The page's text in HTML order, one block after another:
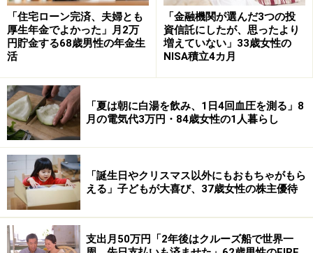
購入した結果は「大正解でした」とのこと。
実は工場扇以外に約3万円で海外製のサーキュレーター
も購入したそうですが「高い割に、やかましくて、風量
が足りない。エアコン必須の商品でした」とこちらはご
不満。「換気することと一室のみの風を回す事を考える
なら工場扇がBESTでした。部屋の何処にいても風が来る
ので」と工場扇のパワフルさに満足の様子です。
8月の電気代が2700円！さらに別アイテム
でガス代も割安？
工場扇を利用した結果「外出が多い事もあり今月の電気
「住宅ローン完済、夫婦とも
厚生年金でよかった」月2万
円貯金する68歳男性の年金生
活
「金融機関が選んだ3つの投
資信託にしたが、思ったより
増えていない」33歳女性の
NISA積立4カ月
「夏は朝に白湯を飲み、1日4回血圧を測る」8
月の電気代3万円・84歳女性の1人暮らし
「誕生日やクリスマス以外にもおもちゃがもら
える」子どもが大喜び、37歳女性の株主優待
支出月50万円「2年後はクルーズ船で世界一